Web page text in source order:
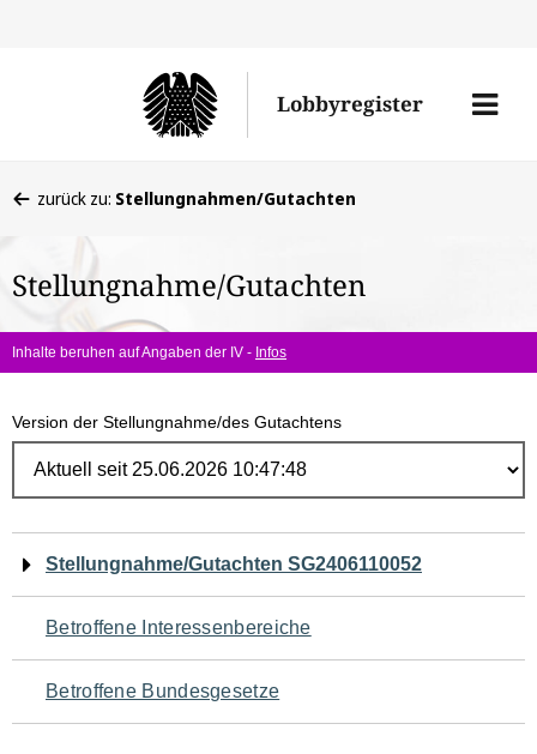
Lobbyregister
Menü
befinden
hier:
zurück zu: Stellungnahmen/Gutachten
Stellungnahme/Gutachten
Inhalte beruhen auf Angaben der IV - Infos
Version der Stellungnahme/des Gutachtens
Navigation
für
den
Seiteninhalt
Stellungnahme/Gutachten SG2406110052
Betroffene Interessenbereiche
Betroffene Bundesgesetze